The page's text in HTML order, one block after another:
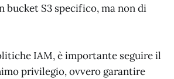
bucket S3 specifico, ma non di
IAM, è importante seguire il
privilegio, ovvero garantire